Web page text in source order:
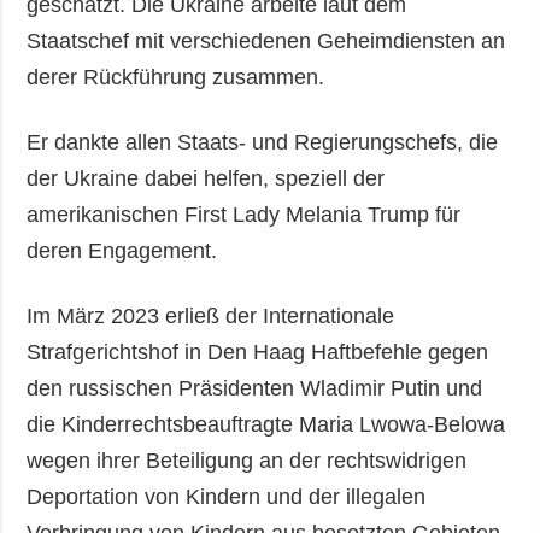
Staatschef mit verschiedenen Geheimdiensten an
derer Rückführung zusammen.
Er dankte allen Staats- und Regierungschefs, die
der Ukraine dabei helfen, speziell der
amerikanischen First Lady Melania Trump für
deren Engagement.
Im März 2023 erließ der Internationale
Strafgerichtshof in Den Haag Haftbefehle gegen
den russischen Präsidenten Wladimir Putin und
die Kinderrechtsbeauftragte Maria Lwowa-Belowa
wegen ihrer Beteiligung an der rechtswidrigen
Deportation von Kindern und der illegalen